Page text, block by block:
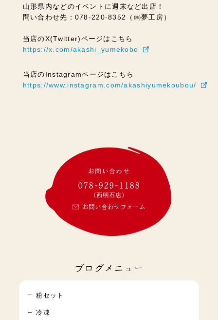
山形県内などのイベントに週末など出店！
問い合わせ先：078-220-8352（㈱夢工房）
当店のX(Twitter)ページはこちら
https://x.com/akashi_yumekobo
当店のInstagramページはこちら
https://www.instagram.com/akashiyumekoubou/
お問い合わせ
078-929-1188
(西明石店)
お問い合わせフォーム
ブログメニュー
粉セット
冷凍